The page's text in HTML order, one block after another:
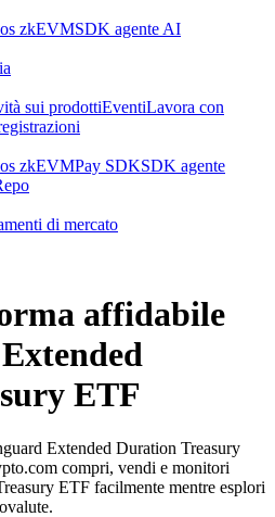
zkEVMSDK agente AI
sui prodottiEventiLavora con
zkEVMPay SDKSDK agente
di mercato
affidabile
ETF
Extended Duration Treasury
compri, vendi e monitori
ETF facilmente mentre esplori